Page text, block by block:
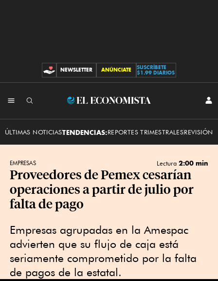
CONTRIBUCIONES
NEWSLETTER ANÚNCIATE
SUSCRÍBETE
$1.99 DIARIOS
El
ÚLTIMAS NOTICIASTENDENCIAS:REPORTES TRIMESTRALESREVISIÓN
EMPRESAS Lectura 2:00 min
Proveedores de Pemex cesarían
operaciones a partir de julio por
falta de pago
Empresas agrupadas en la Amespac
advierten que su flujo de caja está
seriamente comprometido por la falta
de pagos de la estatal.